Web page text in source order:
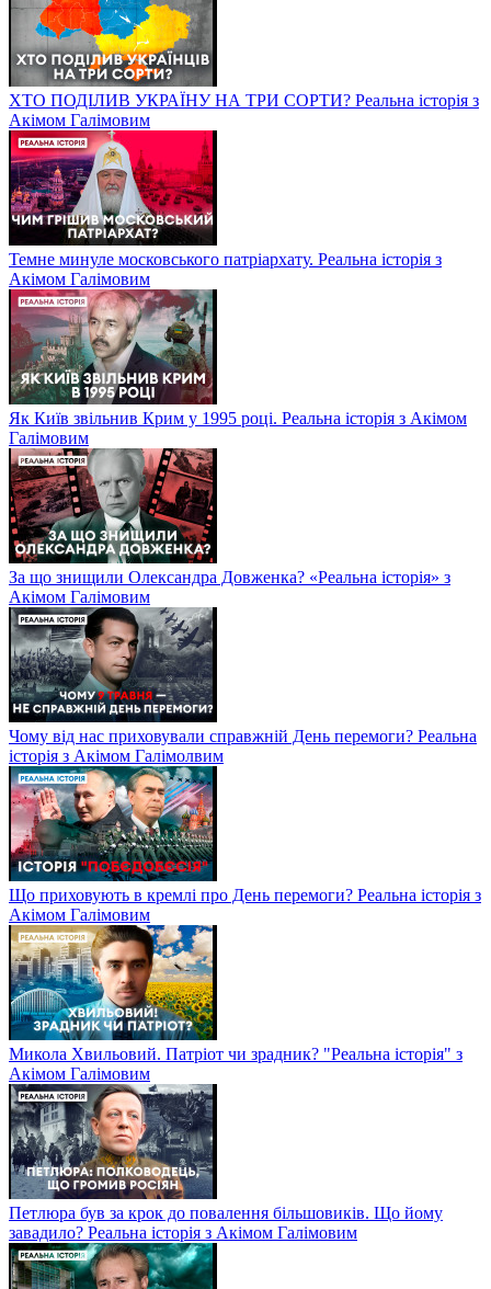
ХТО ПОДІЛИВ УКРАЇНУ НА ТРИ СОРТИ? Реальна історія з
Акімом Галімовим
Темне минуле московського патріархату. Реальна історія з
Акімом Галімовим
Як Київ звільнив Крим у 1995 році. Реальна історія з Акімом
Галімовим
За що знищили Олександра Довженка? «Реальна історія» з
Акімом Галімовим
Чому від нас приховували справжній День перемоги? Реальна
історія з Акімом Галімолвим
Що приховують в кремлі про День перемоги? Реальна історія з
Акімом Галімовим
Микола Хвильовий. Патріот чи зрадник? "Реальна історія" з
Акімом Галімовим
Петлюра був за крок до повалення більшовиків. Що йому
завадило? Реальна історія з Акімом Галімовим